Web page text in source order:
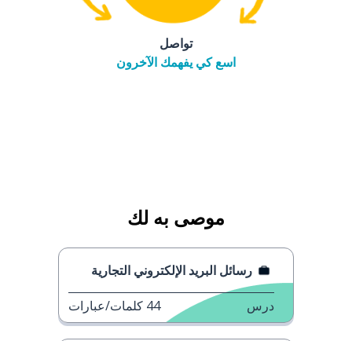
تواصل
اسع كي يفهمك الآخرون
موصى به لك
رسائل البريد الإلكتروني التجارية
درس 44 كلمات/عبارات